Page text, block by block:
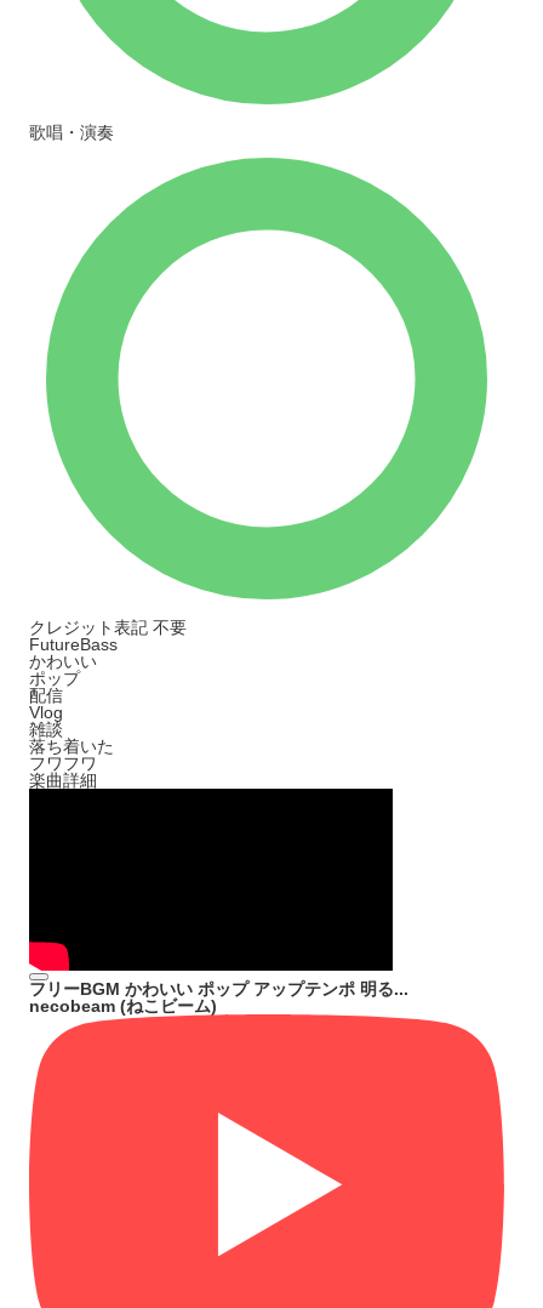
歌唱・演奏
クレジット表記 不要
FutureBass
かわいい
ポップ
配信
Vlog
雑談
落ち着いた
フワフワ
楽曲詳細
フリーBGM かわいい ポップ アップテンポ 明る...
necobeam (ねこビーム)